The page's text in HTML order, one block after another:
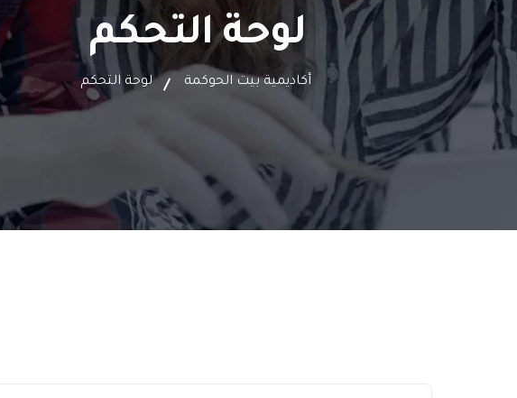
لوحة التحكم
أكاديمية بيت الحوكمة لوحة التحكم